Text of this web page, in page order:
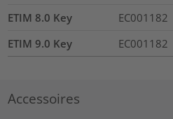
ETIM 8.0 Key
EC001182
ETIM 9.0 Key
EC001182
Accessoires